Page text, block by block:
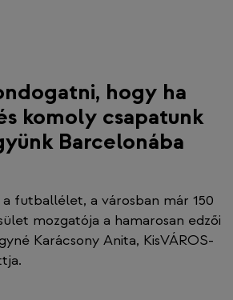
hogy ha
komoly csapatunk
Barcelonába
futballélet, a városban már 150
mozgatója a hamarosan edzői
Karácsony Anita, KisVÁROS-